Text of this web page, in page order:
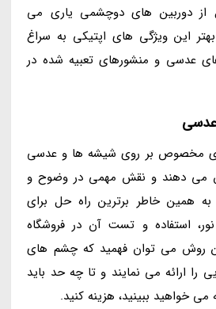
از دوربین های دوچشمی یاری می
این ویژگی های اپتیکی به سراغ
عدسی و منشورهای تعبیه شده در
مخصوص بر روی شیشه ها و عدسی
می دهند و نقش مهمی در وضوح و
به همین خاطر برترین راه حل برای
استفاده و تست آن در فروشگاه
روش می توان فهمید که چشم های
را ارائه می نمایند و تا چه حد باید
خواهید ببینید، هزینه کنید.